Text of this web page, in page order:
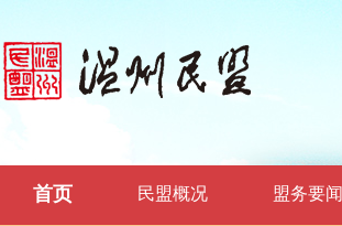
首页 民盟概况 盟务要闻